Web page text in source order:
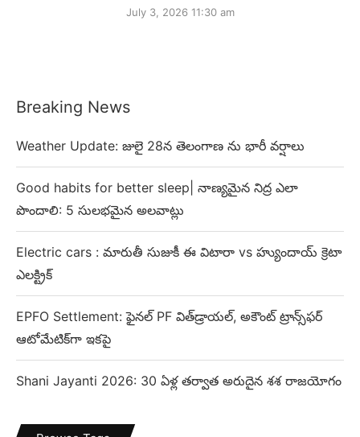
July 3, 2026 11:30 am
Breaking News
Weather Update: జులై 28న తెలంగాణ ను భారీ వర్షాలు
Good habits for better sleep| నాణ్యమైన నిద్ర ఎలా
పొందాలి: 5 సులభమైన అలవాట్లు
Electric cars : మారుతీ సుజుకీ ఈ విటారా vs హ్యుందాయ్ క్రెటా
ఎలక్ట్రిక్
EPFO Settlement: ఫైనల్ PF విత్‌డ్రాయల్, అకౌంట్ ట్రాన్స్‌ఫర్
ఆటోమేటిక్‌గా ఇకపై
Shani Jayanti 2026: 30 ఏళ్ల తర్వాత అరుదైన శశ రాజయోగం